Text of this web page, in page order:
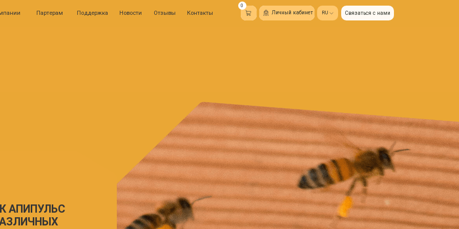
Партерам Поддержка Новости Контакты
Отзывы Связаться с нами
RU
Личный кабинет